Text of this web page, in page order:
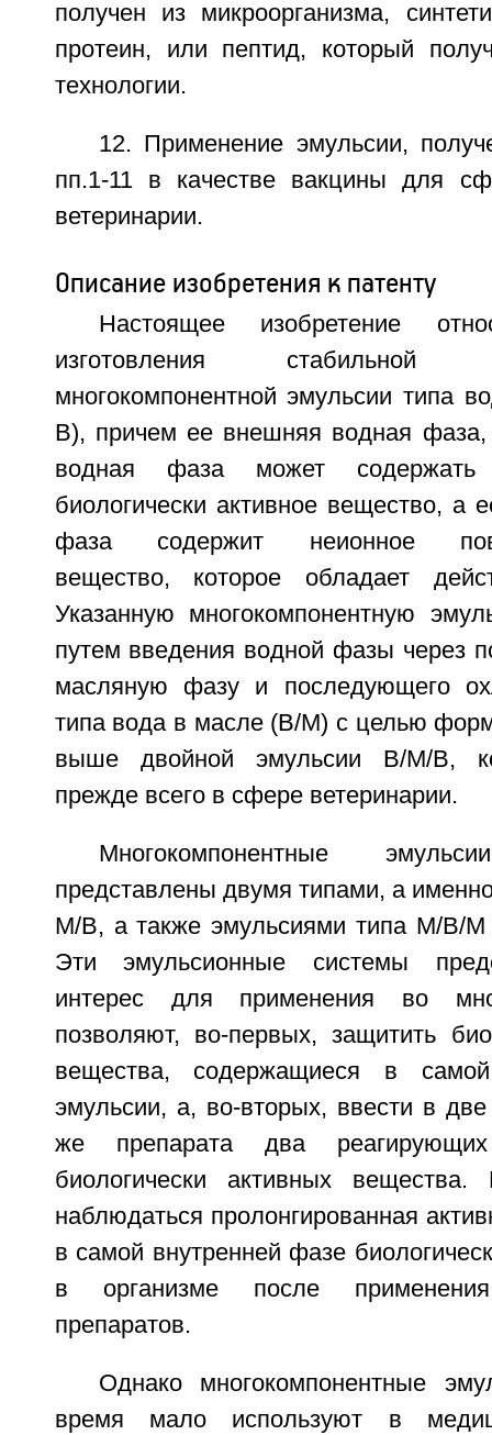
получен из микроорганизма,
протеин, или пептид, который
технологии.
12. Применение эмульсии,
пп.1-11 в качестве вакцины для
ветеринарии.
Описание изобретения к патенту
Настоящее изобретение
изготовления
многокомпонентной эмульсии типа
В), причем ее внешняя водная фаза,
водная фаза может содержать
биологически активное вещество, а
фаза содержит неионное
вещество, которое обладает
Указанную многокомпонентную
путем введения водной фазы через
масляную фазу и последующего
типа вода в масле (В/М) с целью
выше двойной эмульсии В/М/В,
прежде всего в сфере ветеринарии.
Многокомпонентные
представлены двумя типами, а
М/В, а также эмульсиями типа М/В/М
Эти эмульсионные системы
интерес для применения во
позволяют, во-первых, защитить
вещества, содержащиеся в
эмульсии, а, во-вторых, ввести в
же препарата два
биологически активных
наблюдаться пролонгированная
в самой внутренней фазе
в организме после применения
препаратов.
Однако многокомпонентные
время мало используют в